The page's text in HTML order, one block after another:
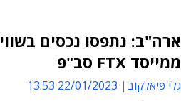
ממייסד FTX סב"פ
גלי פיאלקוב 22/01/2023 13:53